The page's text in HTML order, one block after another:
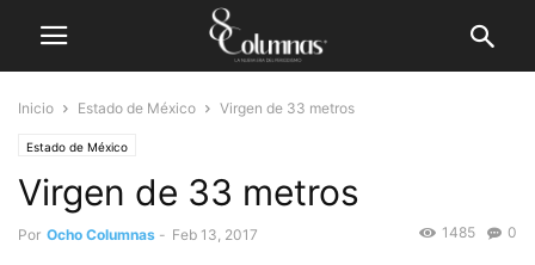
Inicio Estado de México Virgen de 33 metros
Estado de México
Virgen de 33 metros
Por Ocho Columnas - Feb 13, 2017 0
1485